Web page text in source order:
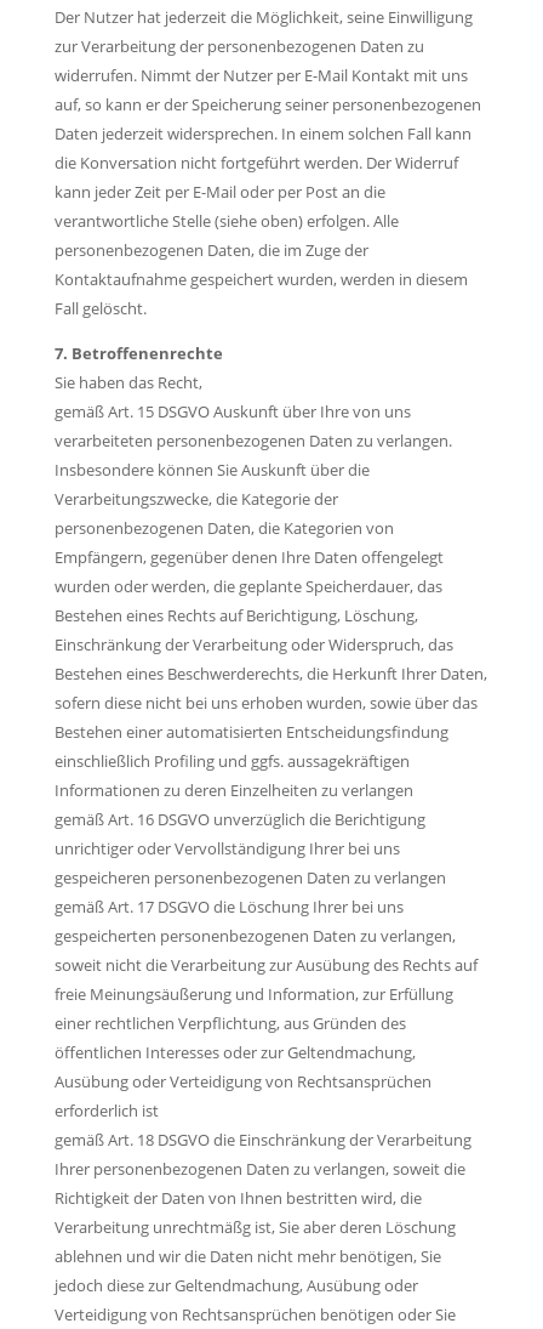
Der Nutzer hat jederzeit die Möglichkeit, seine Einwilligung
zur Verarbeitung der personenbezogenen Daten zu
widerrufen. Nimmt der Nutzer per E-Mail Kontakt mit uns
auf, so kann er der Speicherung seiner personenbezogenen
Daten jederzeit widersprechen. In einem solchen Fall kann
die Konversation nicht fortgeführt werden. Der Widerruf
kann jeder Zeit per E-Mail oder per Post an die
verantwortliche Stelle (siehe oben) erfolgen. Alle
personenbezogenen Daten, die im Zuge der
Kontaktaufnahme gespeichert wurden, werden in diesem
Fall gelöscht.
7. Betroffenenrechte
Sie haben das Recht,
gemäß Art. 15 DSGVO Auskunft über Ihre von uns
verarbeiteten personenbezogenen Daten zu verlangen.
Insbesondere können Sie Auskunft über die
Verarbeitungszwecke, die Kategorie der
personenbezogenen Daten, die Kategorien von
Empfängern, gegenüber denen Ihre Daten offengelegt
wurden oder werden, die geplante Speicherdauer, das
Bestehen eines Rechts auf Berichtigung, Löschung,
Einschränkung der Verarbeitung oder Widerspruch, das
Bestehen eines Beschwerderechts, die Herkunft Ihrer Daten,
sofern diese nicht bei uns erhoben wurden, sowie über das
Bestehen einer automatisierten Entscheidungsfindung
einschließlich Profiling und ggfs. aussagekräftigen
Informationen zu deren Einzelheiten zu verlangen
gemäß Art. 16 DSGVO unverzüglich die Berichtigung
unrichtiger oder Vervollständigung Ihrer bei uns
gespeicheren personenbezogenen Daten zu verlangen
gemäß Art. 17 DSGVO die Löschung Ihrer bei uns
gespeicherten personenbezogenen Daten zu verlangen,
soweit nicht die Verarbeitung zur Ausübung des Rechts auf
freie Meinungsäußerung und Information, zur Erfüllung
einer rechtlichen Verpflichtung, aus Gründen des
öffentlichen Interesses oder zur Geltendmachung,
Ausübung oder Verteidigung von Rechtsansprüchen
erforderlich ist
gemäß Art. 18 DSGVO die Einschränkung der Verarbeitung
Ihrer personenbezogenen Daten zu verlangen, soweit die
Richtigkeit der Daten von Ihnen bestritten wird, die
Verarbeitung unrechtmäßg ist, Sie aber deren Löschung
ablehnen und wir die Daten nicht mehr benötigen, Sie
jedoch diese zur Geltendmachung, Ausübung oder
Verteidigung von Rechtsansprüchen benötigen oder Sie